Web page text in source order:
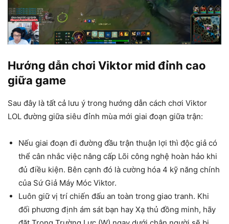
Hướng dẫn chơi Viktor mid đỉnh cao
giữa game
Sau đây là tất cả lưu ý trong hướng dẫn cách chơi Viktor
LOL đường giữa siêu đỉnh mùa mới giai đoạn giữa trận:
Nếu giai đoạn đi đường đầu trận thuận lợi thì độc giả có
thể cân nhắc việc nâng cấp Lõi công nghệ hoàn hảo khi
đủ điều kiện. Bên cạnh đó là cường hóa 4 kỹ năng chính
của Sứ Giả Máy Móc Viktor.
Luôn giữ vị trí chiến đấu an toàn trong giao tranh. Khi
đối phương định ám sát bạn hay Xạ thủ đồng minh, hãy